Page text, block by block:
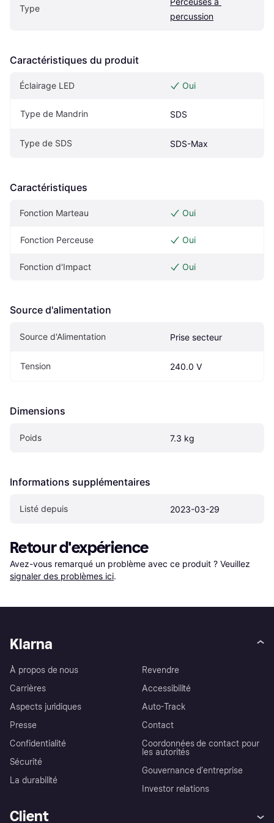
Type
percussion
Caractéristiques du produit
Éclairage LED Oui
Type de Mandrin SDS
Type de SDS SDS-Max
Caractéristiques
Fonction Marteau Oui
Fonction Perceuse Oui
Fonction d'Impact Oui
Source d'alimentation
Source d'Alimentation Prise secteur
Tension 240.0 V
Dimensions
Poids 7.3 kg
Informations supplémentaires
Listé depuis 2023-03-29
Retour d'expérience
Avez-vous remarqué un problème avec ce produit ? Veuillez
signaler des problèmes ici.
Klarna
À propos de nous
Carrières
Aspects juridiques
Presse
Confidentialité
Sécurité
La durabilité
Revendre
Accessibilité
Auto-Track
Contact
Coordonnées de contact pour
les autorités
Gouvernance d’entreprise
Investor relations
Client